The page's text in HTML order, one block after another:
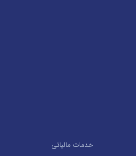
خدمات مالیاتی